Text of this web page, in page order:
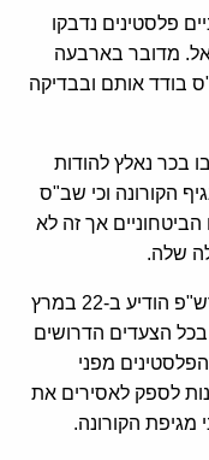
פלסטינים נדבקו
מדובר בארבעה
בודד אותם ובבדיקה
בכר נאלץ להודות
הקורונה וכי שב"ס
אך זה לא
שלה.
חוסיין א-שיח', השר לעניינים אזרחים ברש"פ הודיע ב-22 במרץ
הצעדים הדרושים
מפני
לספק לאסירים את
מגיפת הקורונה.